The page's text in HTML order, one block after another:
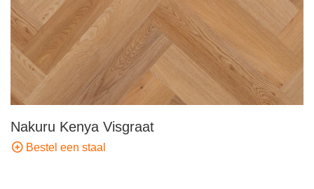
Nakuru Kenya Visgraat
Bestel een staal